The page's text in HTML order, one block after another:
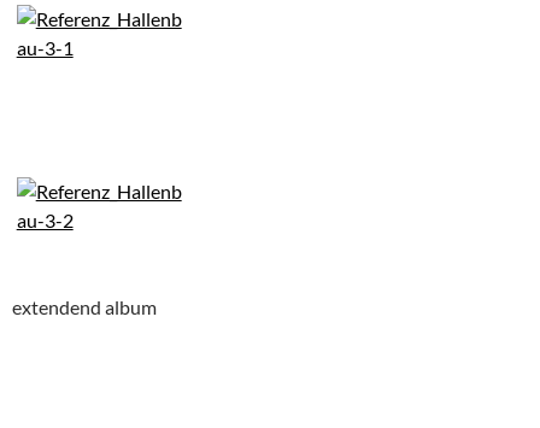
extendend album